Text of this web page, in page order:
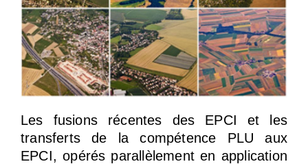
Les fusions récentes des EPCI et les
transferts de la compétence PLU aux
EPCI, opérés parallèlement en application